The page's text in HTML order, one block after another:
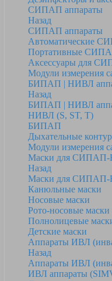
СИПАП аппараты
Назад
СИПАП аппараты
Автоматические
Портативные
Аксессуары для
Модули измерения
БИПАП | НИВЛ
Назад
БИПАП | НИВЛ
НИВЛ (S, ST, T)
БИПАП
Дыхательные
Модули измерения
Маски для
Назад
Маски для
Канюльные маски
Носовые маски
Рото-носовые маски
Полнолицевые
Детские маски
Аппараты ИВЛ
Назад
Аппараты ИВЛ
ИВЛ аппараты